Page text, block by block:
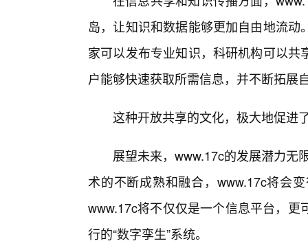
岛，让知识和数据能够更加自由地流
家可以发布专业知识，科研机构可以
户能够快速获取所需信息，并不断拓展
这种开放共享的文化，极大地促进
展望未来，www.17c的发展潜力无
术的不断成熟和融合，www.17c将会
www.17c将不仅仅是一个信息平台，
行的“数字孪生”系统。